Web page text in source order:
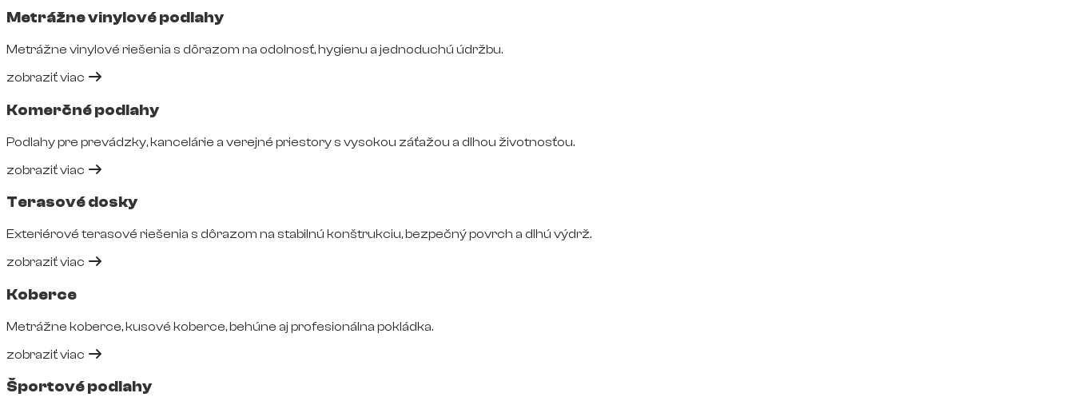
Metrážne vinylové podlahy
Metrážne vinylové riešenia s dôrazom na odolnosť, hygienu a jednoduchú údržbu.
zobraziť viac
Komerčné podlahy
Podlahy pre prevádzky, kancelárie a verejné priestory s vysokou záťažou a dlhou životnosťou.
zobraziť viac
Terasové dosky
Exteriérové terasové riešenia s dôrazom na stabilnú konštrukciu, bezpečný povrch a dlhú výdrž.
zobraziť viac
Koberce
Metrážne koberce, kusové koberce, behúne aj profesionálna pokládka.
zobraziť viac
Športové podlahy